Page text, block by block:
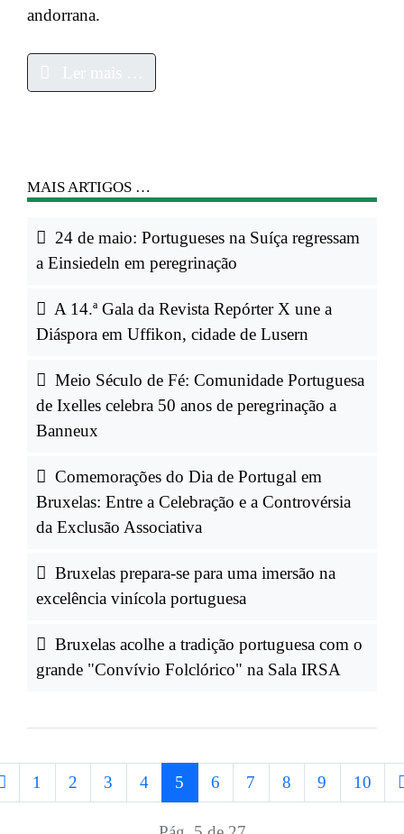
andorrana.
MAIS ARTIGOS …
24 de maio: Portugueses na Suíça regressam
a Einsiedeln em peregrinação
A 14.ª Gala da Revista Repórter X une a
Diáspora em Uffikon, cidade de Lusern
Meio Século de Fé: Comunidade Portuguesa
de Ixelles celebra 50 anos de peregrinação a
Banneux
Comemorações do Dia de Portugal em
Bruxelas: Entre a Celebração e a Controvérsia
da Exclusão Associativa
Bruxelas prepara-se para uma imersão na
excelência vinícola portuguesa
Bruxelas acolhe a tradição portuguesa com o
grande "Convívio Folclórico" na Sala IRSA
1 2 3 4 5 6 7 8 9 10